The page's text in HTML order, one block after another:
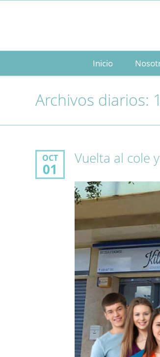
Inicio
Archivos diarios:
OCT
01
Vuelta al cole